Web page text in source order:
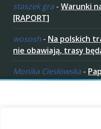
staszek gra - Warunki
[RAPORT]
wososh - Na polskich
nie obawiają, trasy
Monika Ciesłowska -
w „czeskich